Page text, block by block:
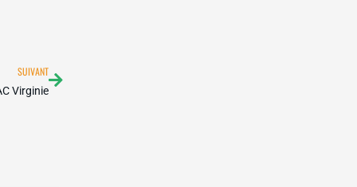
SUIVANT
Virginie